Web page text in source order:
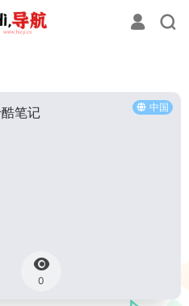
中国
0